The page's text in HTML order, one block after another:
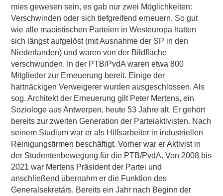
mies gewesen sein, es gab nur zwei Möglichkeiten:
Verschwinden oder sich tiefgreifend erneuern. So gut
wie alle maoistischen Parteien in Westeuropa hatten
sich längst aufgelöst (mit Ausnahme der SP in den
Niederlanden) und waren von der Bildfläche
verschwunden. In der PTB/PvdA waren etwa 800
Mitglieder zur Erneuerung bereit. Einige der
hartnäckigen Verweigerer wurden ausgeschlossen. Als
sog. Architekt der Erneuerung gilt Peter Mertens, ein
Soziologe aus Antwerpen, heute 53 Jahre alt. Er gehört
bereits zur zweiten Generation der Parteiaktivisten. Nach
seinem Studium war er als Hilfsarbeiter in industriellen
Reinigungsfirmen beschäftigt. Vorher war er Aktivist in
der Studentenbewegung für die PTB/PvdA. Von 2008 bis
2021 war Mertens Präsident der Partei und
anschließend übernahm er die Funktion des
Generalsekretärs. Bereits ein Jahr nach Beginn der